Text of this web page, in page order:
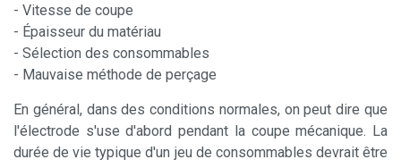
- Vitesse de coupe
- Épaisseur du matériau
- Sélection des consommables
- Mauvaise méthode de perçage
En général, dans des conditions normales, on peut dire que
l'électrode s'use d'abord pendant la coupe mécanique. La
durée de vie typique d'un jeu de consommables devrait être